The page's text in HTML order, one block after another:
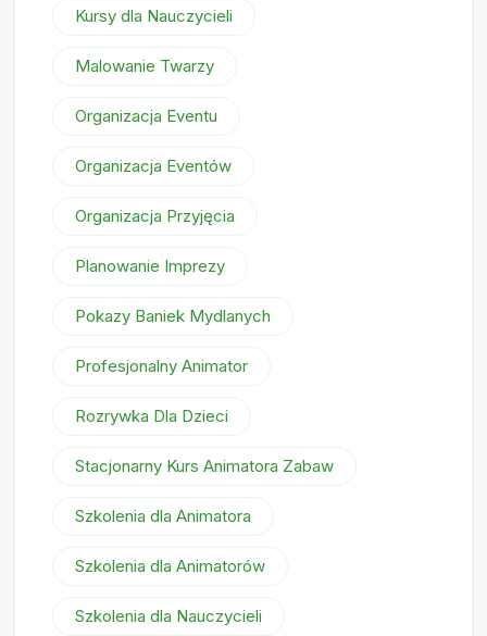
Kursy dla Nauczycieli
Malowanie Twarzy
Organizacja Eventu
Organizacja Eventów
Organizacja Przyjęcia
Planowanie Imprezy
Pokazy Baniek Mydlanych
Profesjonalny Animator
Rozrywka Dla Dzieci
Stacjonarny Kurs Animatora Zabaw
Szkolenia dla Animatora
Szkolenia dla Animatorów
Szkolenia dla Nauczycieli